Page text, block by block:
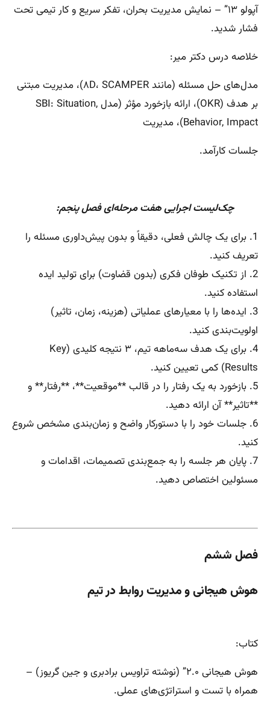
آپولو ۱۳” – نمایش مدیریت بحران، تفکر سریع و کار تیمی تحت
فشار شدید.
خلاصه درس دکتر میر:
مدل‌های حل مسئله (مانند ۸D، SCAMPER)، مدیریت مبتنی
بر هدف (OKR)، ارائه بازخورد مؤثر (مدل SBI: Situation,
Behavior, Impact)، مدیریت
جلسات کارآمد.
چک‌لیست اجرایی هفت مرحله‌ای فصل پنجم:
1. برای یک چالش فعلی، دقیقاً و بدون پیش‌داوری مسئله را
تعریف کنید.
2. از تکنیک طوفان فکری (بدون قضاوت) برای تولید ایده
استفاده کنید.
3. ایده‌ها را با معیارهای عملیاتی (هزینه، زمان، تاثیر)
اولویت‌بندی کنید.
4. برای یک هدف سه‌ماهه تیم، ۳ نتیجه کلیدی (Key
Results) کمی تعیین کنید.
5. بازخورد به یک رفتار را در قالب **موقعیت**، **رفتار** و
**تاثیر** آن ارائه دهید.
6. جلسات خود را با دستورکار واضح و زمان‌بندی مشخص شروع
کنید.
7. پایان هر جلسه را به جمع‌بندی تصمیمات، اقدامات و
مسئولین اختصاص دهید.
فصل ششم
هوش هیجانی و مدیریت روابط در تیم
کتاب:
هوش هیجانی ۲.۰” (نوشته تراویس برادبری و جین گریوز) –
همراه با تست و استراتژی‌های عملی.